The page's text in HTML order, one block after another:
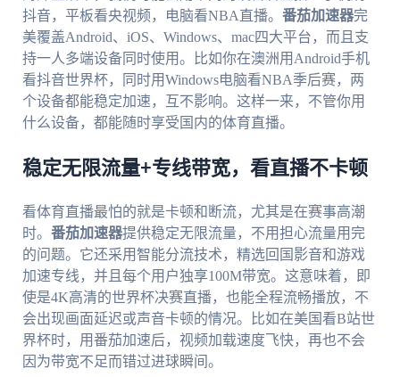
抖音，平板看央视频，电脑看NBA直播。 番茄加速器完
美覆盖Android、iOS、Windows、mac四大平台，而且支
持一人多端设备同时使用。比如你在澳洲用Android手机
看抖音世界杯，同时用Windows电脑看NBA季后赛，两
个设备都能稳定加速，互不影响。这样一来，不管你用
什么设备，都能随时享受国内的体育直播。
稳定无限流量+专线带宽，看直播不卡顿
看体育直播最怕的就是卡顿和断流，尤其是在赛事高潮
时。 番茄加速器提供稳定无限流量，不用担心流量用完
的问题。它还采用智能分流技术，精选回国影音和游戏
加速专线，并且每个用户独享100M带宽。这意味着，即
使是4K高清的世界杯决赛直播，也能全程流畅播放，不
会出现画面延迟或声音卡顿的情况。比如在美国看B站世
界杯时，用番茄加速后，视频加载速度飞快，再也不会
因为带宽不足而错过进球瞬间。